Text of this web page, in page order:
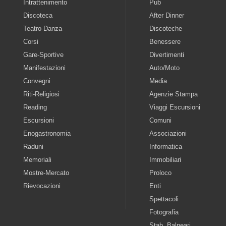
Intrattenimento
Discoteca
Teatro-Danza
Corsi
Gare-Sportive
Manifestazioni
Convegni
Riti-Religiosi
Reading
Escursioni
Enogastronomia
Raduni
Memoriali
Mostre-Mercato
Rievocazioni
Pub
After Dinner
Discoteche
Benessere
Divertimenti
Auto/Moto
Media
Agenzie Stampa
Viaggi Escursioni
Comuni
Associazioni
Informatica
Immobiliari
Proloco
Enti
Spettacoli
Fotografia